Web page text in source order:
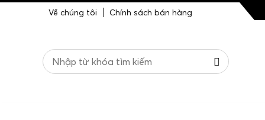
Về chúng tôi Chính sách bán hàng